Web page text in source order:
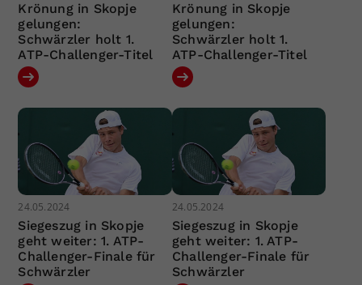
Krönung in Skopje
gelungen:
Schwärzler holt 1.
ATP-Challenger-Titel
Krönung in Skopje
gelungen:
Schwärzler holt 1.
ATP-Challenger-Titel
24.05.2024
Siegeszug in Skopje
geht weiter: 1. ATP-
Challenger-Finale für
Schwärzler
24.05.2024
Siegeszug in Skopje
geht weiter: 1. ATP-
Challenger-Finale für
Schwärzler